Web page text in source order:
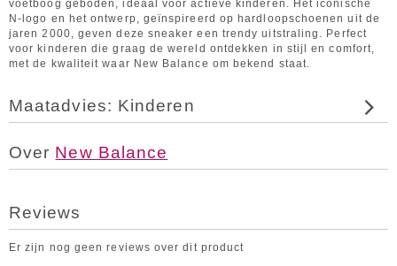
voetboog geboden, ideaal voor actieve kinderen. Het iconische
N-logo en het ontwerp, geïnspireerd op hardloopschoenen uit de
jaren 2000, geven deze sneaker een trendy uitstraling. Perfect
voor kinderen die graag de wereld ontdekken in stijl en comfort,
met de kwaliteit waar New Balance om bekend staat.
Maatadvies: Kinderen
Over New Balance
Reviews
Er zijn nog geen reviews over dit product